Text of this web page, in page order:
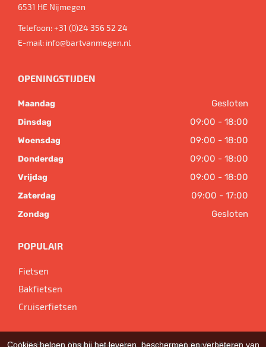
6531 HE Nijmegen
Telefoon:+31 (0)24 356 52 24
E-mail: info@bartvanmegen.nl
OPENINGSTIJDEN
Maandag Gesloten
Dinsdag 09:00 - 18:00
Woensdag 09:00 - 18:00
Donderdag 09:00 - 18:00
Vrijdag 09:00 - 18:00
Zaterdag 09:00 - 17:00
Zondag Gesloten
POPULAIR
Fietsen
Bakfietsen
Cruiserfietsen
© 2026 Bart van Megen tweewielers. Ondersteund doorSitePack ®
Cookies helpen ons bij het leveren, beschermen en verbeteren van